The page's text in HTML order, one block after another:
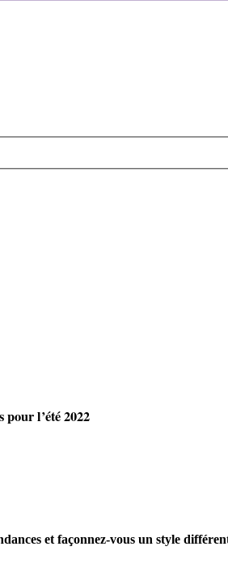
pour l’été 2022
et façonnez-vous un style